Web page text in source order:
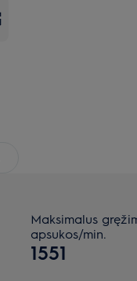
Maksimalus
apsukos/min.
1551